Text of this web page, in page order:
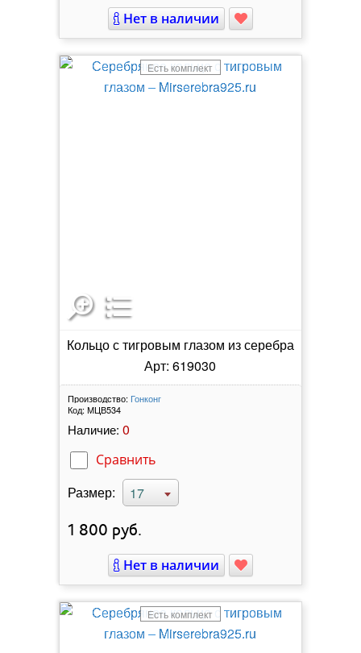
Нет в наличии
Есть комплект
Кольцо с тигровым глазом из серебра
Арт: 619030
Производство: Гонконг
Код: МЦВ534
Наличие: 0
Сравнить
Размер: 17
1 800 руб.
Нет в наличии
Есть комплект